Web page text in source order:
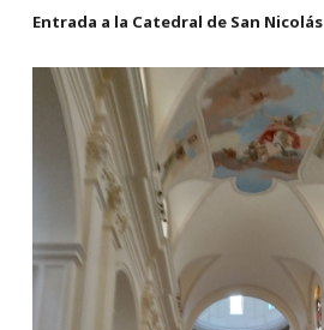
Entrada a la Catedral de San Nicolás